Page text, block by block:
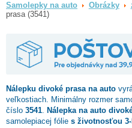
Samolepky na auto Obrázky
prasa (3541)
Nálepku divoké prasa na auto
veľkostiach. Minimálny rozmer
číslo 3541 Nálepka na auto
samolepiacej fólie s životnosťou